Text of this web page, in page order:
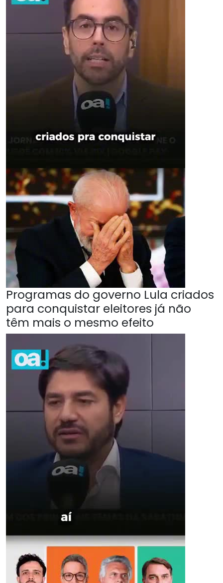
Programas do governo Lula criados
para conquistar eleitores já não
têm mais o mesmo efeito